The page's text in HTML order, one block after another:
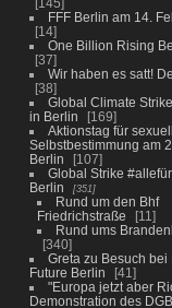
FFF Berlin am 14.
14
One Billion Rising
37
Wir haben es satt!
38
Global Climate
in Berlin
169
Aktionstag für
Selbstbestimmung am
Berlin
107
Global Strike
Berlin
351
Rund um den Bhf
Friedrichstraße
11
Rund ums
340
Greta zu Besuch bei
Future Berlin
41
"Europa jetzt aber
Demonstration des